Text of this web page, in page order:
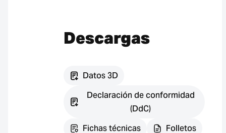
Descargas
Datos 3D
Declaración de conformidad
(DdC)
Fichas técnicas
Folletos